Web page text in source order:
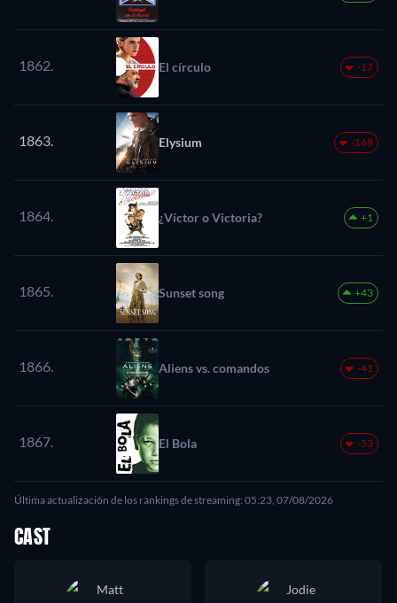
1862. El círculo -17
1863. Elysium -168
1864. ¿Víctor o Victoria? +1
1865. Sunset song +43
1866. Aliens vs. comandos -41
1867. El Bola -53
Última actualización de los rankings de streaming: 05:23, 07/08/2026
CAST